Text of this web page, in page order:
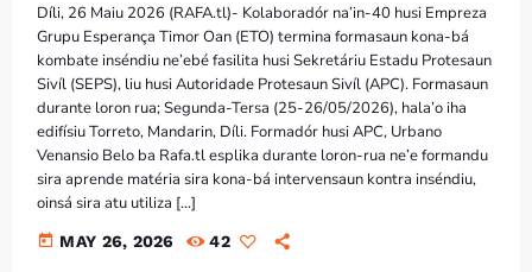
Díli, 26 Maiu 2026 (RAFA.tl)- Kolaboradór na’in-40 husi Empreza
Grupu Esperança Timor Oan (ETO) termina formasaun kona-bá
kombate inséndiu ne’ebé fasilita husi Sekretáriu Estadu Protesaun
Sivíl (SEPS), liu husi Autoridade Protesaun Sivíl (APC). Formasaun
durante loron rua; Segunda-Tersa (25-26/05/2026), hala’o iha
edifísiu Torreto, Mandarin, Díli. Formadór husi APC, Urbano
Venansio Belo ba Rafa.tl esplika durante loron-rua ne’e formandu
sira aprende matéria sira kona-bá intervensaun kontra inséndiu,
oinsá sira atu utiliza […]
today MAY 26, 2026 42